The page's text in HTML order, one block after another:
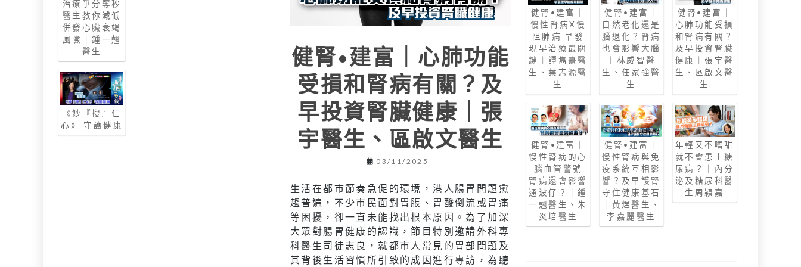
治療爭分奪秒
醫生教你減低
併發心臟衰竭
風險｜鍾一翹
醫生
《妙『搜』仁
心》 守護健康
健腎•建富｜
慢性腎病X慢
阻肺病 早發
現早治療最關
鍵｜譚雋熹醫
生、葉志源醫
生
健腎•建富｜
慢性腎病的心
腦血管警號
腎病還會影響
通波仔？｜鍾
一翹醫生、朱
炎培醫生
健腎•建富｜
自然老化還是
腦退化？腎病
也會影響大腦
｜林威智醫
生、任家強醫
生
健腎•建富｜
慢性腎病與免
疫系統互相影
響？及早護腎
守住健康基石
｜黃煜醫生、
李嘉麗醫生
健腎•建富｜
心肺功能受損
和腎病有關？
及早投資腎臟
健康｜張宇醫
生、區啟文醫
生
年輕又不嗜甜
就不會患上糖
尿病？｜內分
泌及糖尿科醫
生周穎嘉
健腎•建富｜心肺功能
受損和腎病有關？及
早投資腎臟健康｜張
宇醫生、區啟文醫生
03/11/2025
生活在都市節奏急促的環境，港人腸胃問題愈
趨普遍，不少市民面對胃脹、胃酸倒流或胃痛
等困擾，卻一直未能找出根本原因。為了加深
大眾對腸胃健康的認識，節目特別邀請外科專
科醫生司徒志良，就都市人常見的胃部問題及
其背後生活習慣所引致的成因進行專訪，為聽